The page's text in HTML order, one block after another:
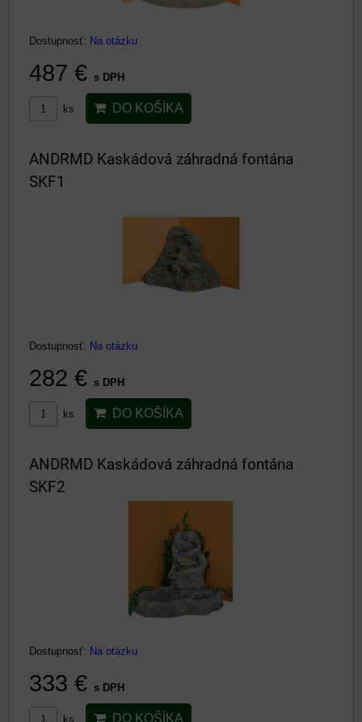
Dostupnosť: Na otázku
487 € s DPH
ks DO KOŠÍKA
ANDRMD Kaskádová záhradná fontána
SKF1
Dostupnosť: Na otázku
282 € s DPH
ks DO KOŠÍKA
ANDRMD Kaskádová záhradná fontána
SKF2
Dostupnosť: Na otázku
333 € s DPH
ks DO KOŠÍKA